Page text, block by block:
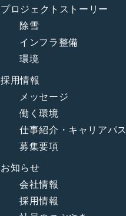
プロジェクトストーリー
除雪
インフラ整備
環境
採用情報
メッセージ
働く環境
仕事紹介・キャリアパス
募集要項
お知らせ
会社情報
採用情報